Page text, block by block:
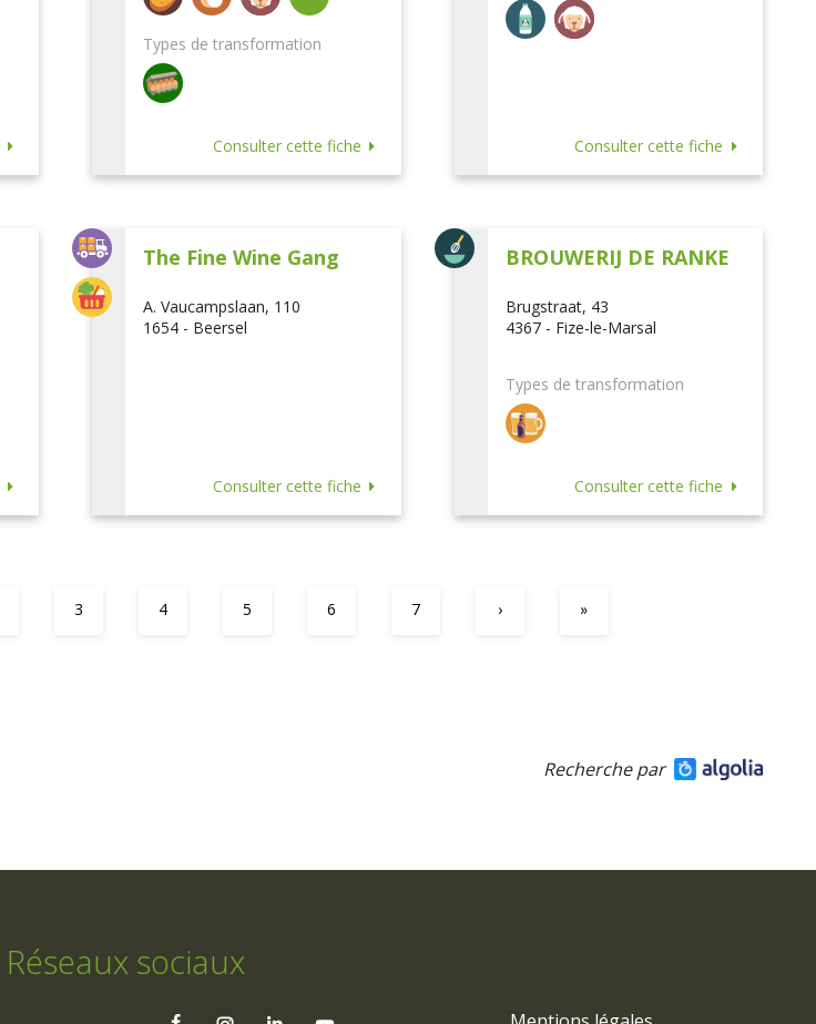
Types de transformation
Consulter cette fiche Consulter cette fiche
The Fine Wine Gang
A. Vaucampslaan, 110
1654 - Beersel
Consulter cette fiche
BROUWERIJ DE RANKE
Brugstraat, 43
4367 - Fize-le-Marsal
Types de transformation
Consulter cette fiche
3 4 5 6 7 › »
Recherche par
Réseaux sociaux